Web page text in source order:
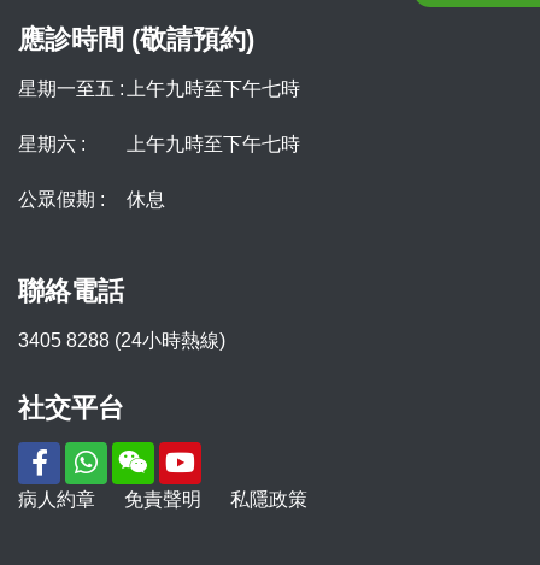
應診時間 (敬請預約)
星期一至五 : 上午九時至下午七時
星期六 : 上午九時至下午七時
公眾假期 : 休息
聯絡電話
3405 8288 (24小時熱線)
社交平台
病人約章 免責聲明 私隱政策